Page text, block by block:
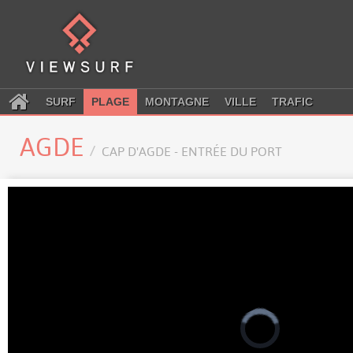
SURF PLAGE MONTAGNE VILLE TRAFIC
AGDE CAP D'AGDE - ENTRÉE DU PORT